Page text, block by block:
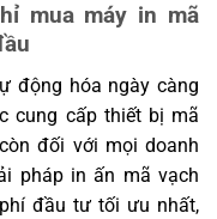
mua máy in mã
động hóa ngày càng
cung cấp thiết bị mã
đối với mọi doanh
pháp in ấn mã vạch
đầu tư tối ưu nhất,